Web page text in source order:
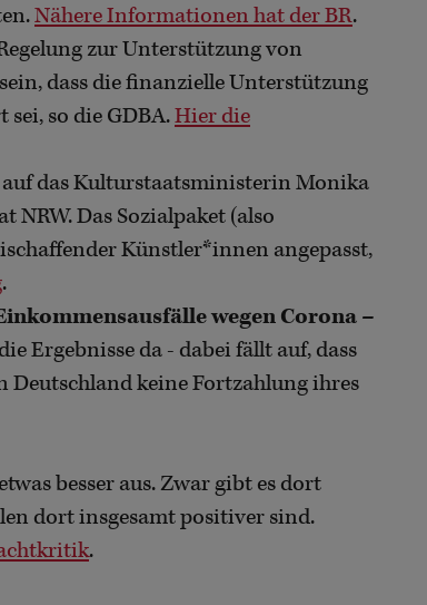
Nähere Informationen hat der BR.
zur Unterstützung von
dass die finanzielle Unterstützung
so die GDBA.Hier die
das Kulturstaatsministerin Monika
Das Sozialpaket (also
Künstler*innen angepasst,
.
wegen Corona –
Ergebnisse da - dabei fällt auf, dass
Deutschland keine Fortzahlung ihres
besser aus. Zwar gibt es dort
dort insgesamt positiver sind.
.